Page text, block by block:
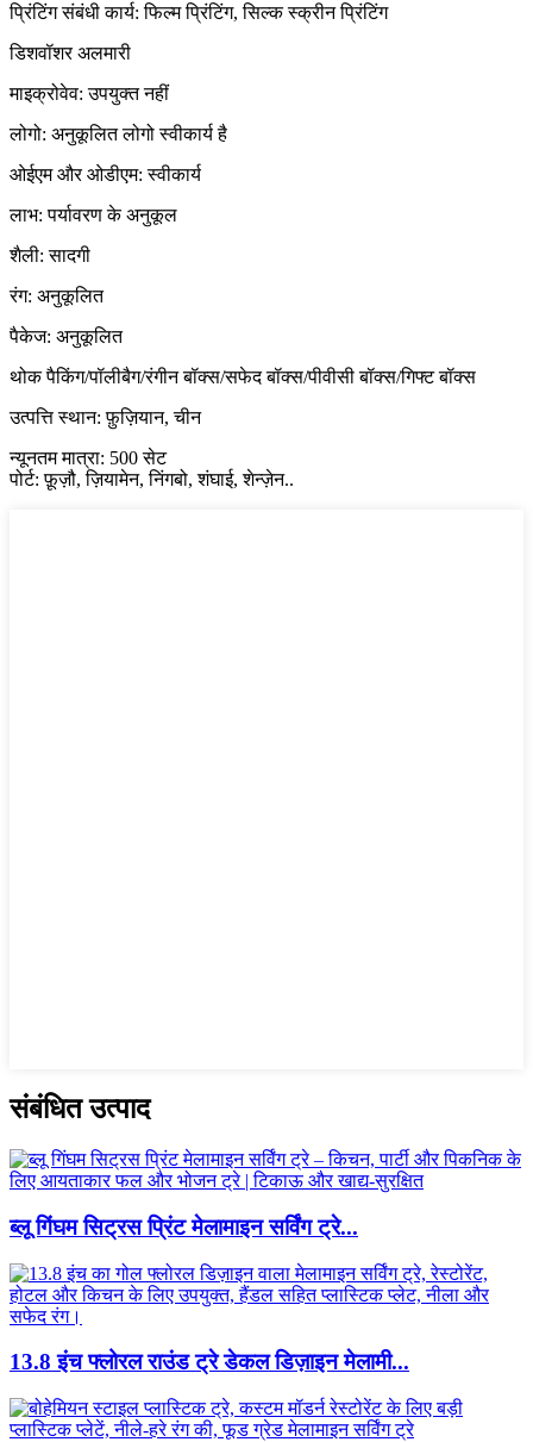
प्रिंटिंग संबंधी कार्य: फिल्म प्रिंटिंग, सिल्क स्क्रीन प्रिंटिंग
डिशवॉशर अलमारी
माइक्रोवेव: उपयुक्त नहीं
लोगो: अनुकूलित लोगो स्वीकार्य है
ओईएम और ओडीएम: स्वीकार्य
लाभ: पर्यावरण के अनुकूल
शैली: सादगी
रंग: अनुकूलित
पैकेज: अनुकूलित
थोक पैकिंग/पॉलीबैग/रंगीन बॉक्स/सफेद बॉक्स/पीवीसी बॉक्स/गिफ्ट बॉक्स
उत्पत्ति स्थान: फ़ुज़ियान, चीन
न्यूनतम मात्रा: 500 सेट
पोर्ट: फ़ूज़ौ, ज़ियामेन, निंगबो, शंघाई, शेन्ज़ेन..
संबंधित उत्पाद
ब्लू गिंघम सिट्रस प्रिंट मेलामाइन सर्विंग ट्रे...
13.8 इंच फ्लोरल राउंड ट्रे डेकल डिज़ाइन मेलामी...